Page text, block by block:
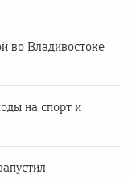
во Владивостоке
на спорт и